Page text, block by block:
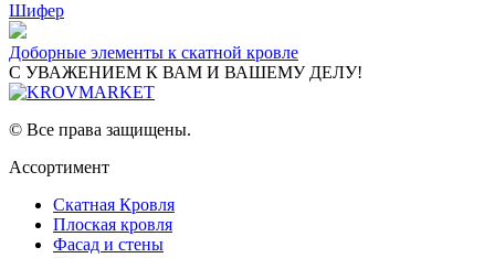
Шифер
Доборные элементы к скатной кровле
С УВАЖЕНИЕМ К ВАМ И ВАШЕМУ ДЕЛУ!
© Все права защищены.
Ассортимент
Скатная Кровля
Плоская кровля
Фасад и стены